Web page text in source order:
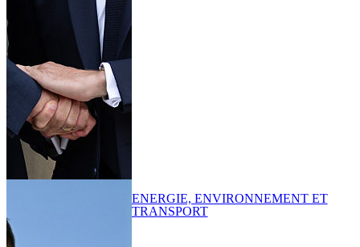
ENERGIE, ENVIRONNEMENT ET
TRANSPORT